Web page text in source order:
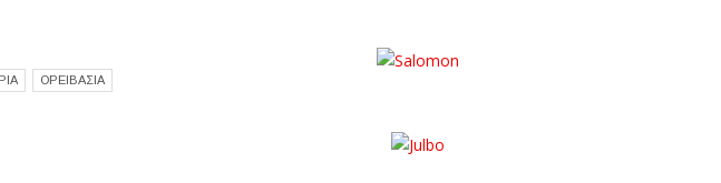
ΟΡΕΙΒΑΣΙΑ